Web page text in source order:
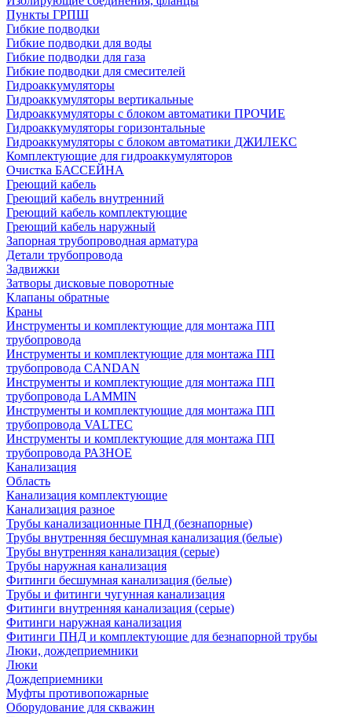
Пункты ГРПШ
Гибкие подводки
Гибкие подводки для воды
Гибкие подводки для газа
Гибкие подводки для смесителей
Гидроаккумуляторы
Гидроаккумуляторы вертикальные
Гидроаккумуляторы с блоком автоматики ПРОЧИЕ
Гидроаккумуляторы горизонтальные
Гидроаккумуляторы с блоком автоматики ДЖИЛЕКС
Комплектующие для гидроаккумуляторов
Очистка БАССЕЙНА
Греющий кабель
Греющий кабель внутренний
Греющий кабель комплектующие
Греющий кабель наружный
Запорная трубопроводная арматура
Детали трубопровода
Задвижки
Затворы дисковые поворотные
Клапаны обратные
Краны
Инструменты и комплектующие для монтажа ПП
трубопровода
Инструменты и комплектующие для монтажа ПП
трубопровода CANDAN
Инструменты и комплектующие для монтажа ПП
трубопровода LAMMIN
Инструменты и комплектующие для монтажа ПП
трубопровода VALTEC
Инструменты и комплектующие для монтажа ПП
трубопровода РАЗНОЕ
Канализация
Область
Канализация комплектующие
Канализация разное
Трубы канализационные ПНД (безнапорные)
Трубы внутренняя бесшумная канализация (белые)
Трубы внутренняя канализация (серые)
Трубы наружная канализация
Фитинги бесшумная канализация (белые)
Трубы и фитинги чугунная канализация
Фитинги внутренняя канализация (серые)
Фитинги наружная канализация
Фитинги ПНД и комплектующие для безнапорной трубы
Люки, дождеприемники
Люки
Дождеприемники
Муфты противопожарные
Оборудование для скважин